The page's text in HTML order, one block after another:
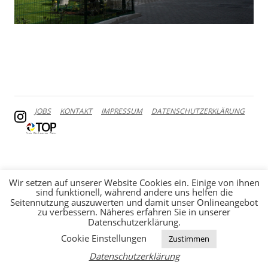
JOBS KONTAKT IMPRESSUM DATENSCHUTZERKLÄRUNG
Wir setzen auf unserer Website Cookies ein. Einige von ihnen
sind funktionell, während andere uns helfen die
Seitennutzung auszuwerten und damit unser Onlineangebot
zu verbessern. Näheres erfahren Sie in unserer
Datenschutzerklärung.
Cookie Einstellungen
Zustimmen
Datenschutzerklärung